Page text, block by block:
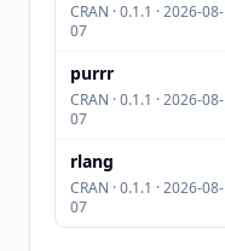
CRAN · 0.1.1 · 2026-08-
07
purrr
CRAN · 0.1.1 · 2026-08-
07
rlang
CRAN · 0.1.1 · 2026-08-
07